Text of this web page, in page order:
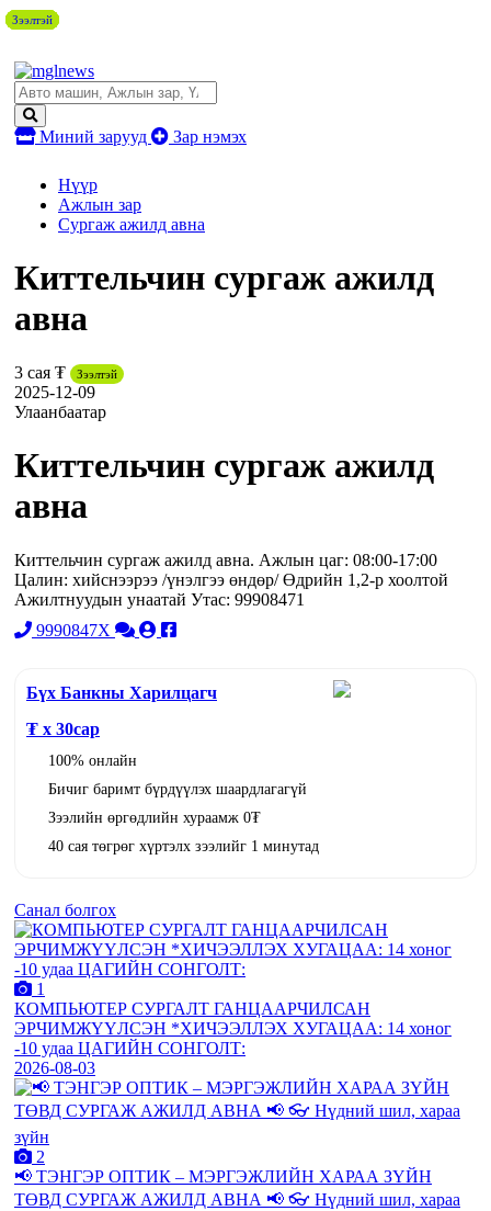
Миний зарууд Зар нэмэх
Нүүр
Ажлын зар
Сургаж ажилд авна
Киттельчин сургаж ажилд
авна
3 сая ₮ Зээлтэй
2025-12-09
Улаанбаатар
Киттельчин сургаж ажилд
авна
Киттельчин сургаж ажилд авна. Ажлын цаг: 08:00-17:00
Цалин: хийснээрээ /үнэлгээ өндөр/ Өдрийн 1,2-р хоолтой
Ажилтнуудын унаатай Утас: 99908471
9990847X
Бүх Банкны Харилцагч
₮ x 30сар
100% онлайн
Бичиг баримт бүрдүүлэх шаардлагагүй
Зээлийн өргөдлийн хураамж 0₮
40 сая төгрөг хүртэлх зээлийг 1 минутад
Санал болгох
1
КОМПЬЮТЕР СУРГАЛТ ГАНЦААРЧИЛСАН
ЭРЧИМЖҮҮЛСЭН *ХИЧЭЭЛЛЭХ ХУГАЦАА: 14 хоног
-10 удаа ЦАГИЙН СОНГОЛТ:
2026-08-03
Зээлтэй
2
📢 ТЭНГЭР ОПТИК – МЭРГЭЖЛИЙН ХАРАА ЗҮЙН
ТӨВД СУРГАЖ АЖИЛД АВНА 📢 👓 Нүдний шил, хараа
Зээлтэй
Зээлтэй
Зээлтэй
Зээлтэй
Зээлтэй
Зээлтэй
Зээлтэй